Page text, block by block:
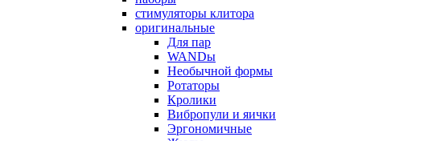
стимуляторы клитора
оригинальные
Для пар
WANDы
Необычной формы
Ротаторы
Кролики
Вибропули и яички
Эргономичные